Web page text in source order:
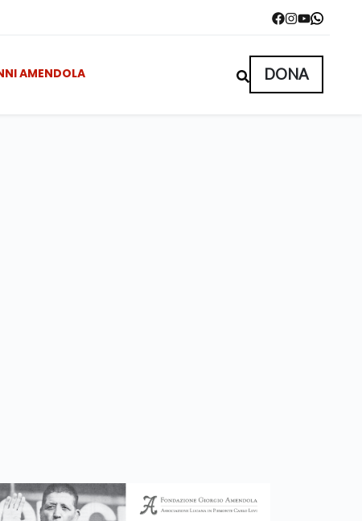
AMENDOLA DONA